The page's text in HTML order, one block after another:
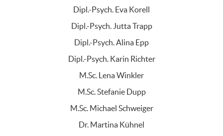
Dipl.-Psych. Eva Korell
Dipl.-Psych. Jutta Trapp
Dipl.-Psych. Alina Epp
Dipl.-Psych. Karin Richter
M.Sc. Lena Winkler
M.Sc. Stefanie Dupp
M.Sc. Michael Schweiger
Dr. Martina Kühnel